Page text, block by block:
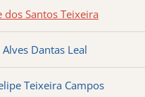
dos Santos Teixeira
Dantas Leal
Teixeira Campos